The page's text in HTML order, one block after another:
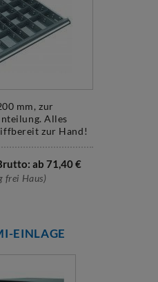
mm, zur
Alles
zur Hand!
ab 71,40€
frei Haus)
EINLAGE